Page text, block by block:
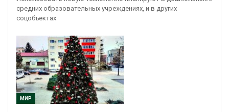
средних образовательных учреждениях, и в других
соцобъектах
МИР